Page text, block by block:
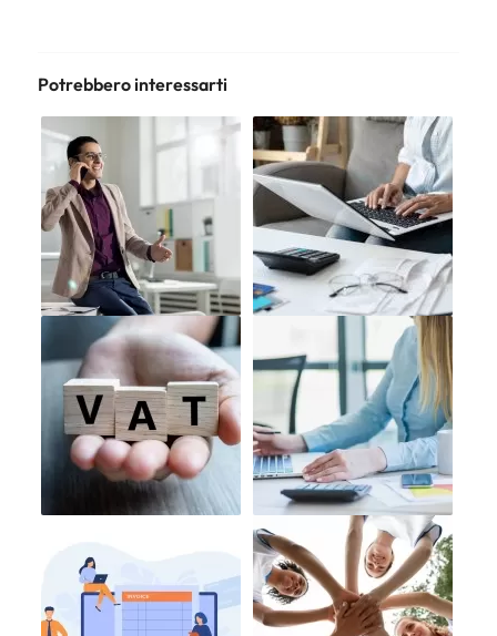
Potrebbero interessarti